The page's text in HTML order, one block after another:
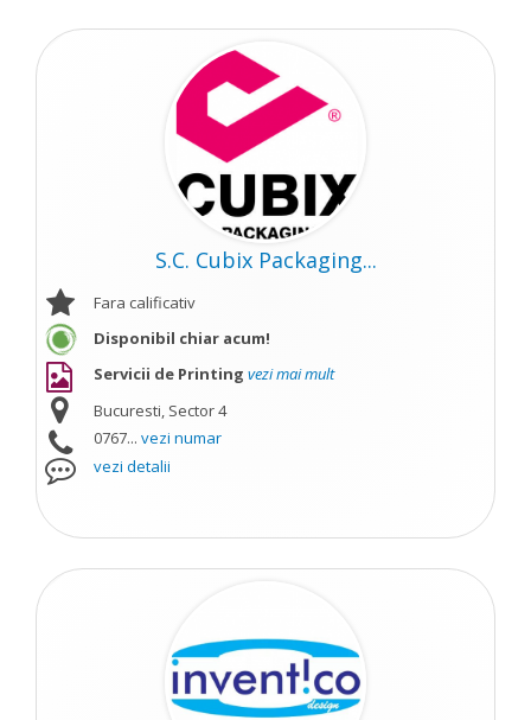
S.C. Cubix Packaging...
Fara calificativ
Disponibil chiar acum!
Servicii de Printing vezi mai mult
Bucuresti, Sector 4
0767... vezi numar
vezi detalii